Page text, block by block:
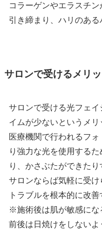
コラーゲンやエラスチ
引き締まり、ハリのある
サロンで受けるメリ
サロンで受ける光フェ
イムが少ないというメリ
医療機関で行われるフ
り強力な光を使用する
り、かさぶたができたり
サロンならば気軽に受け
トラブルを根本的に改
※施術後は肌が敏感にな
前後は日焼けをしない